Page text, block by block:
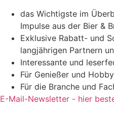
das Wichtigste im
Impulse aus der Bier &
Exklusive Rabatt- und
langjährigen Partnern
Interessante und
Für Genießer und
Für die Branche und
E-Mail-Newsletter - hier